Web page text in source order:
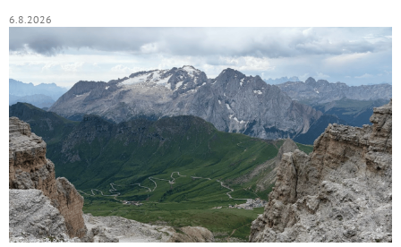
6.8.2026